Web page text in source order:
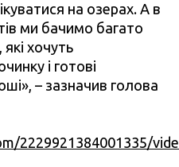
на озерах. А в
ми бачимо багато
хочуть
і готові
– зазначив голова
2229921384001335/